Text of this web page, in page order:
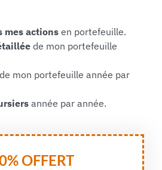
mes actionsen portefeuille.
de mon portefeuille
mon portefeuille année par
année par année.
OFFERT